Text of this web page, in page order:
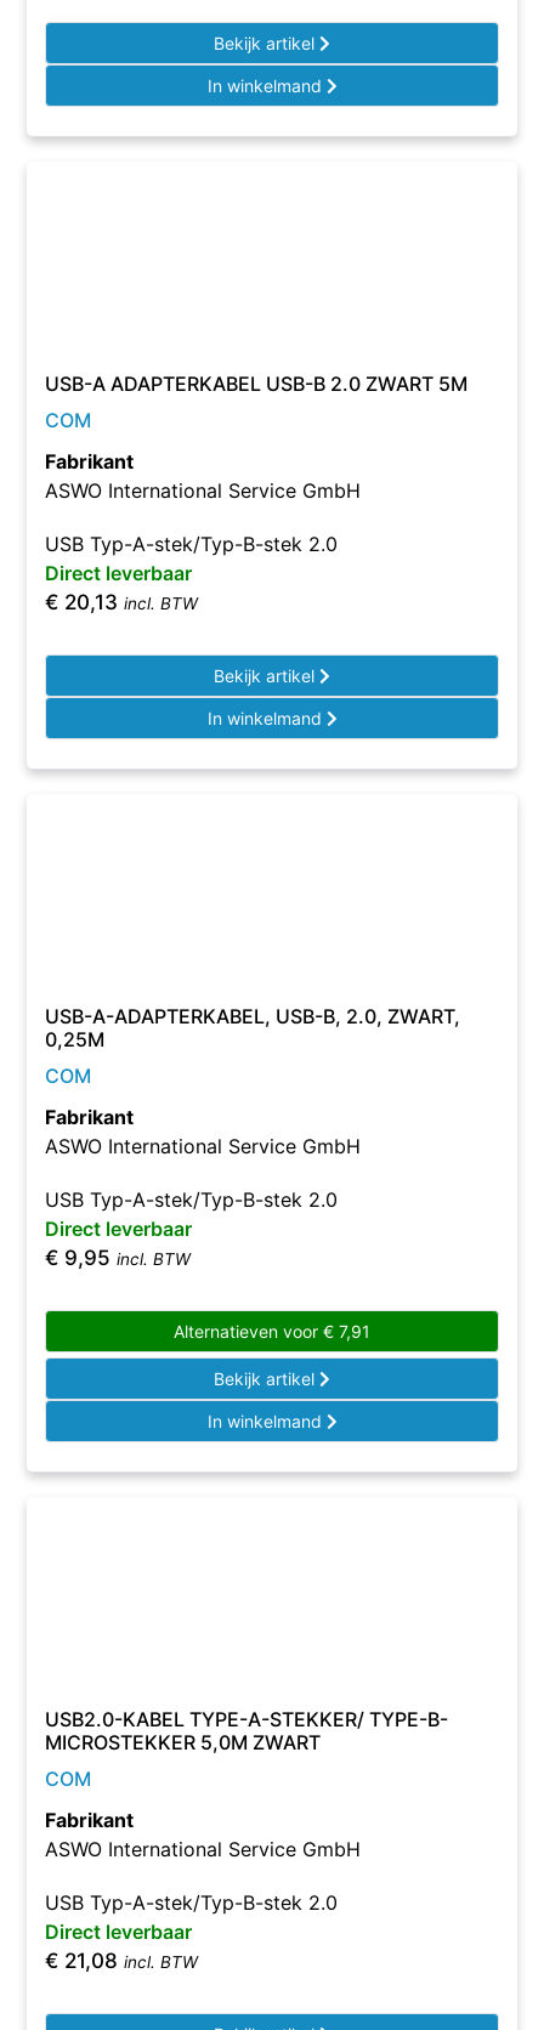
Bekijk artikel
In winkelmand
USB-A ADAPTERKABEL USB-B 2.0 ZWART 5M
COM
Fabrikant
ASWO International Service GmbH
USB Typ-A-stek/Typ-B-stek 2.0
Direct leverbaar
€ 20,13 incl. BTW
Bekijk artikel
In winkelmand
USB-A-ADAPTERKABEL, USB-B, 2.0, ZWART,
0,25M
COM
Fabrikant
ASWO International Service GmbH
USB Typ-A-stek/Typ-B-stek 2.0
Direct leverbaar
€ 9,95 incl. BTW
Alternatieven voor € 7,91
Bekijk artikel
In winkelmand
USB2.0-KABEL TYPE-A-STEKKER/ TYPE-B-
MICROSTEKKER 5,0M ZWART
COM
Fabrikant
ASWO International Service GmbH
USB Typ-A-stek/Typ-B-stek 2.0
Direct leverbaar
€ 21,08 incl. BTW